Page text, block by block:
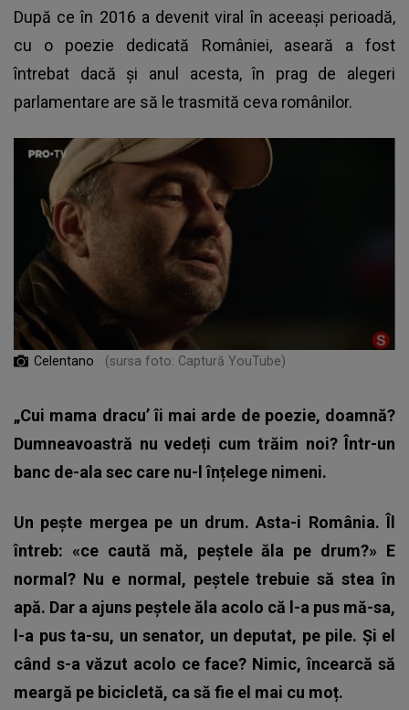
După ce în 2016 a devenit viral în aceeași perioadă,
cu o poezie dedicată României, aseară a fost
întrebat dacă și anul acesta, în prag de alegeri
parlamentare are să le trasmită ceva românilor.
Celentano (sursa foto: Captură YouTube)
„Cui mama dracu’ îi mai arde de poezie, doamnă?
Dumneavoastră nu vedeți cum trăim noi? Într-un
banc de-ala sec care nu-l înțelege nimeni.
Un pește mergea pe un drum. Asta-i România. Îl
întreb: «ce caută mă, peștele ăla pe drum?» E
normal? Nu e normal, peștele trebuie să stea în
apă. Dar a ajuns peștele ăla acolo că l-a pus mă-sa,
l-a pus ta-su, un senator, un deputat, pe pile. Și el
când s-a văzut acolo ce face? Nimic, încearcă să
meargă pe bicicletă, ca să fie el mai cu moț.